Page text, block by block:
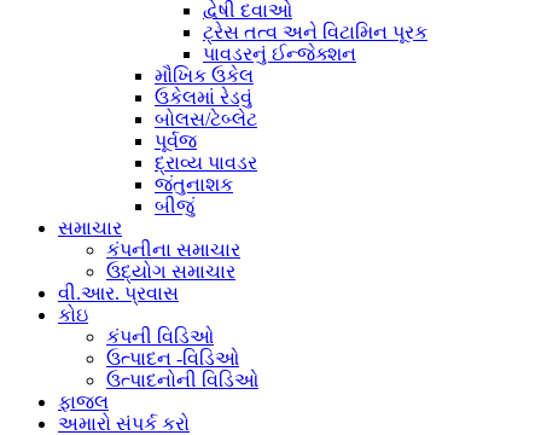
દ્વેષી દવાઓ
ટ્રેસ તત્વ અને વિટામિન પૂરક
પાવડરનું ઈન્જેક્શન
મૌખિક ઉકેલ
ઉકેલમાં રેડવું
બોલસ/ટેબ્લેટ
પૂર્વજ
દ્રાવ્ય પાવડર
જંતુનાશક
બીજું
સમાચાર
કંપનીના સમાચાર
ઉદ્યોગ સમાચાર
વી.આર. પ્રવાસ
કોઇ
કંપની વિડિઓ
ઉત્પાદન -વિડિઓ
ઉત્પાદનોની વિડિઓ
ફાજલ
અમારો સંપર્ક કરો